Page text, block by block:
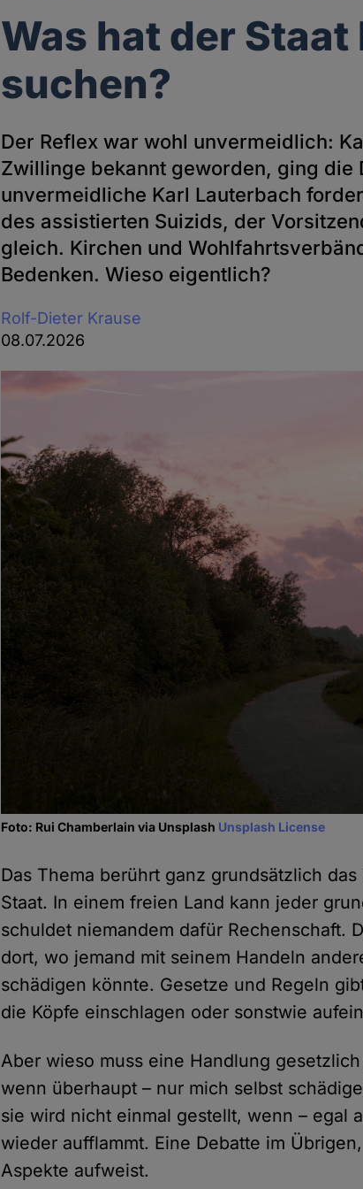
Was hat der Staat
suchen?
Der Reflex war wohl unvermeidlich:
Zwillinge bekannt geworden, ging die
unvermeidliche Karl Lauterbach
des assistierten Suizids, der
gleich. Kirchen und
Bedenken. Wieso eigentlich?
Rolf-Dieter Krause
08.07.2026
Foto: Rui Chamberlain via Unsplash Unsplash License
Das Thema berührt ganz grundsätzlich
Staat. In einem freien Land kann jeder
schuldet niemandem dafür Rechenschaft.
dort, wo jemand mit seinem Handeln
schädigen könnte. Gesetze und Regeln
die Köpfe einschlagen oder sonstwie
Aber wieso muss eine Handlung
wenn überhaupt – nur mich selbst
sie wird nicht einmal gestellt, wenn – egal
wieder aufflammt. Eine Debatte im
Aspekte aufweist.